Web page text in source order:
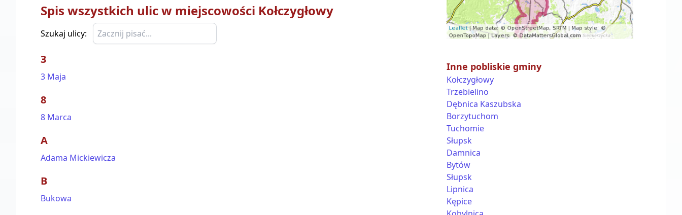
Spis wszystkich ulic w miejscowości Kołczygłowy
Szukaj ulicy:
3
3 Maja
8
8 Marca
A
Adama Mickiewicza
B
Bukowa
Inne pobliskie gminy
Kołczygłowy
Trzebielino
Dębnica Kaszubska
Borzytuchom
Tuchomie
Słupsk
Damnica
Bytów
Słupsk
Lipnica
Kępice